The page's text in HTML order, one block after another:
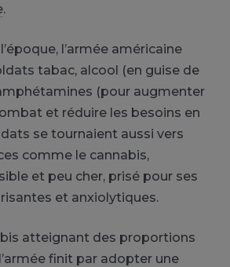
.
l’armée américaine
tabac, alcool (en guise de
(pour augmenter
et réduire les besoins en
se tournaient aussi vers
comme le cannabis,
et peu cher, prisé pour ses
et anxiolytiques.
atteignant des proportions
finit par adopter une